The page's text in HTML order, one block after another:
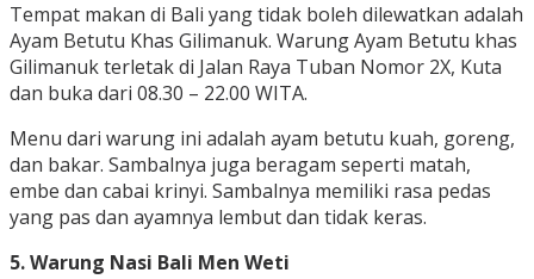
Tempat makan di Bali yang tidak boleh dilewatkan adalah
Ayam Betutu Khas Gilimanuk. Warung Ayam Betutu khas
Gilimanuk terletak di Jalan Raya Tuban Nomor 2X, Kuta
dan buka dari 08.30 – 22.00 WITA.
Menu dari warung ini adalah ayam betutu kuah, goreng,
dan bakar. Sambalnya juga beragam seperti matah,
embe dan cabai krinyi. Sambalnya memiliki rasa pedas
yang pas dan ayamnya lembut dan tidak keras.
5. Warung Nasi Bali Men Weti